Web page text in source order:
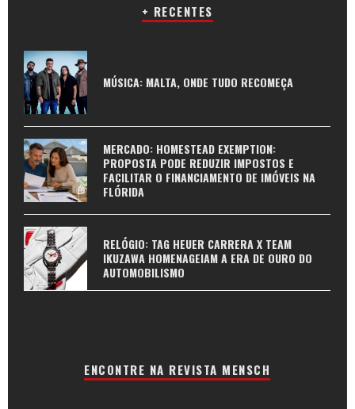
+ RECENTES
MÚSICA: MALTA, ONDE TUDO RECOMEÇA
MERCADO: HOMESTEAD EXEMPTION:
PROPOSTA PODE REDUZIR IMPOSTOS E
FACILITAR O FINANCIAMENTO DE IMÓVEIS NA
FLÓRIDA
RELÓGIO: TAG HEUER CARRERA X TEAM
IKUZAWA HOMENAGEIAM A ERA DE OURO DO
AUTOMOBILISMO
ENCONTRE NA REVISTA MENSCH